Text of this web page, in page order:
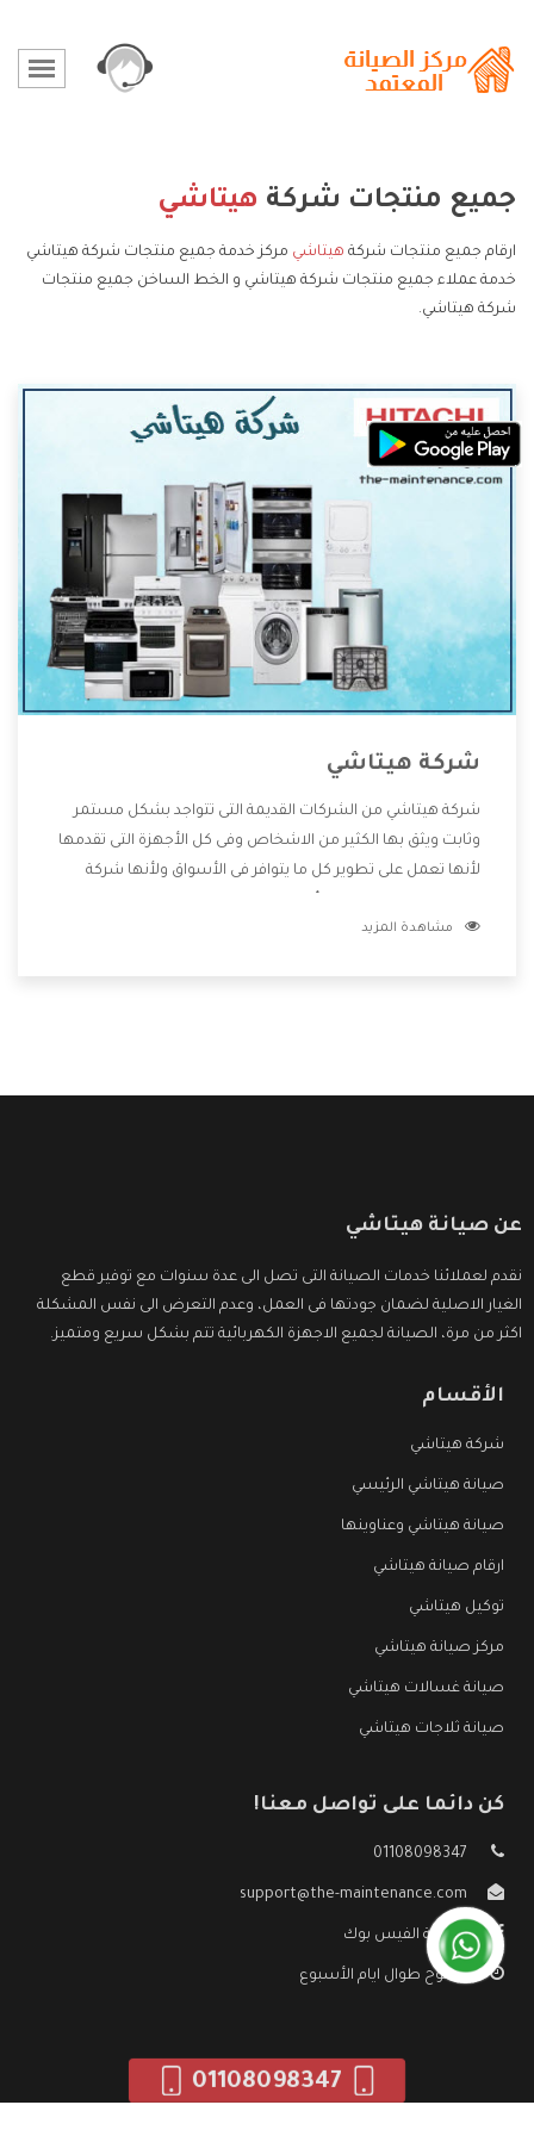
جميع منتجات شركة هيتاشي
ارقام جميع منتجات شركة هيتاشي مركز خدمة جميع منتجات شركة هيتاشي
خدمة عملاء جميع منتجات شركة هيتاشي و الخط الساخن جميع منتجات
شركة هيتاشي.
شركة هيتاشي
شركة هيتاشي من الشركات القديمة التى تتواجد بشكل مستمر
وثابت ويثق بها الكثير من الاشخاص وفى كل الأجهزة التى تقدمها
لأنها تعمل على تطوير كل ما يتوافر فى الأسواق ولأنها شركة
وتقدم للعملاء أقوى العروض والخصومات التى تسهل على
مشاهدة المزيد
عن صيانة هيتاشي
نقدم لعملائنا خدمات الصيانة التى تصل الى عدة سنوات مع توفير قطع
الغيار الاصلية لضمان جودتها فى العمل، وعدم التعرض الى نفس المشكلة
اكثر من مرة، الصيانة لجميع الاجهزة الكهربائية تتم بشكل سريع ومتميز.
الأقسام
شركة هيتاشي
صيانة هيتاشي الرئيسي
صيانة هيتاشي وعناوينها
ارقام صيانة هيتاشي
توكيل هيتاشي
مركز صيانة هيتاشي
صيانة غسالات هيتاشي
صيانة ثلاجات هيتاشي
كن دائما على تواصل معنا!
01108098347
support@the-maintenance.com
صفحة الفيس بوك
مفتوح طوال ايام الأسبوع
01108098347